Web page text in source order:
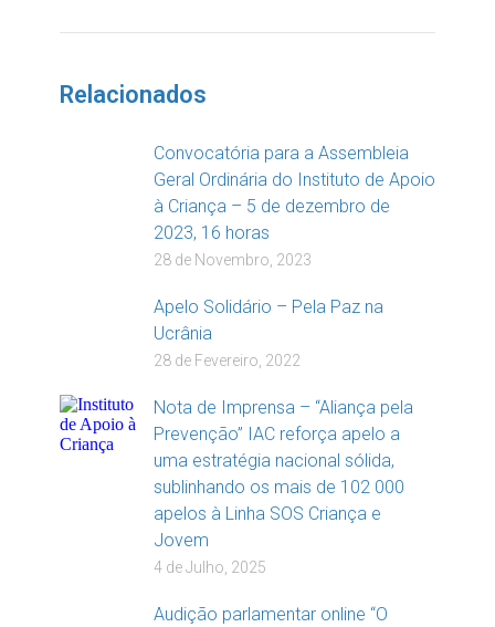
Relacionados
Convocatória para a Assembleia
Geral Ordinária do Instituto de Apoio
à Criança – 5 de dezembro de
2023, 16 horas
28 de Novembro, 2023
Apelo Solidário – Pela Paz na
Ucrânia
28 de Fevereiro, 2022
Nota de Imprensa – “Aliança pela
Prevenção” IAC reforça apelo a
uma estratégia nacional sólida,
sublinhando os mais de 102 000
apelos à Linha SOS Criança e
Jovem
4 de Julho, 2025
Audição parlamentar online “O